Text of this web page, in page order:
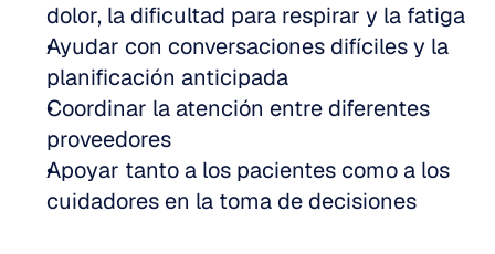
dolor, la dificultad para respirar y la fatiga
Ayudar con conversaciones difíciles y la
planificación anticipada
Coordinar la atención entre diferentes
proveedores
Apoyar tanto a los pacientes como a los
cuidadores en la toma de decisiones